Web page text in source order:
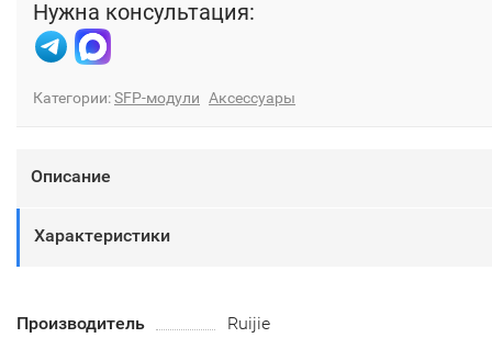
Нужна консультация:
Категории:SFP-модули Аксессуары
Описание
Характеристики
Производитель
Ruijie